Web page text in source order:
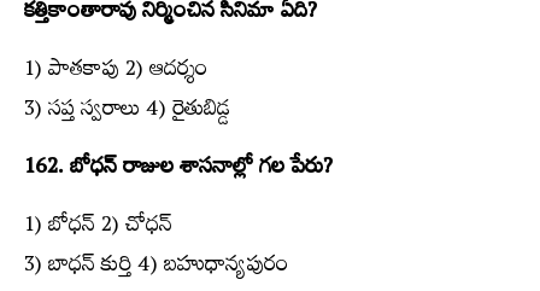
కత్తికాంతారావు నిర్మించిన సినిమా ఏది?
1) పాతకాపు 2) ఆదర్శం
3) సప్త స్వరాలు 4) రైతుబిడ్డ
162. బోధన్‌ రాజుల శాసనాల్లో గల పేరు?
1) బోధన్‌ 2) చోధన్‌
3) బాధన్‌ కుర్తి 4) బహుధాన్యపురం